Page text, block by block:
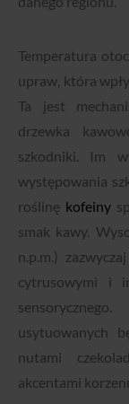
Temperatura
upraw, która
Ta jest
drzewka
szkodniki. Im
występowania
roślinę kofeiny
smak kawy.
n.p.m.)
cytrusowymi i
usytuowanych
nutami
akcentami